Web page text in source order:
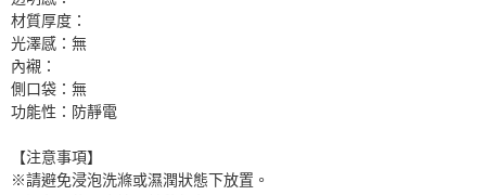
材質厚度：
光澤感：無
內襯：
側口袋：無
功能性：防靜電
【注意事項】
※請避免浸泡洗滌或濕潤狀態下放置。